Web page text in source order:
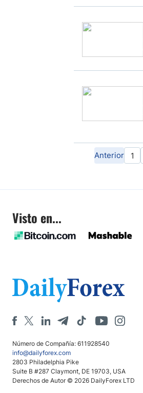
Anterior 1
Visto en...
Número de Compañía: 611928540
info@dailyforex.com
2803 Philadelphia Pike
Suite B #287 Claymont, DE 19703, USA
Derechos de Autor © 2026 DailyForex LTD